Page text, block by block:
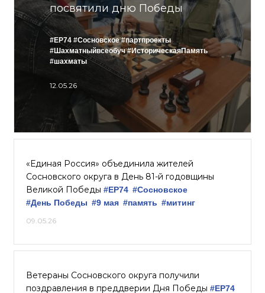
посвятили дню Победы
#ЕР74 #Сосновское #партпроекты
#Шахматныйвсеобуч #ИсторическаяПамять
#шахматы
12.05.26
«Единая Россия» объединила жителей
Сосновского округа в День 81-й годовщины
Великой Победы #ЕР74 #Сосновское
#День Победы #9 мая #память #митинг
09.05.26
Ветераны Сосновского округа получили
поздравления в преддверии Дня Победы #ЕР74